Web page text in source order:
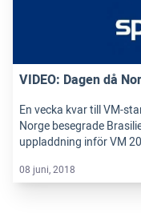
VIDEO: Dagen då
En vecka kvar till VM-
Norge besegrade
uppladdning inför VM
08 juni, 2018